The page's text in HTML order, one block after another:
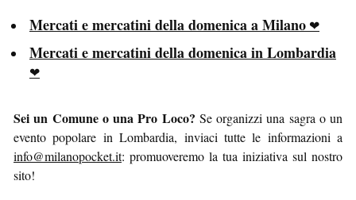
Mercati e mercatini della domenica a Milano
Mercati e mercatini della domenica in Lombardia
Sei un Comune o una Pro Loco? Se organizzi una sagra o un
evento popolare in Lombardia, inviaci tutte le informazioni a
info@milanopocket.it: promuoveremo la tua iniziativa sul nostro
sito!